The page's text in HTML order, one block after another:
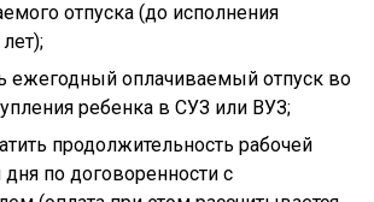
отпуска (до исполнения
ежегодный оплачиваемый отпуск во
ребенка в СУЗ или ВУЗ;
продолжительность рабочей
по договоренности с